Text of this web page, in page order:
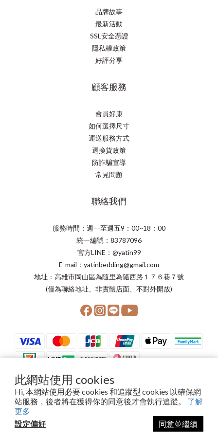
此網站使用 cookies
Hi, 本網站使用必要 cookies 和追蹤型 cookies 以確保網
站服務，後者將在獲得你的同意後才會執行追蹤。 了解
更多
設定偏好
同意並繼續
品牌故事
最新活動
SSL安全憑證
隱私權政策
好評分享
顧客服務
會員好康
如何選擇尺寸
運送服務方式
退換貨政策
防詐騙宣導
常見問題
聯絡我們
服務時間：週一至週五9：00~18：00
統一編號：83787096
官方LINE：@yatin99
E-mail：yatinbedding@gmail.com
地址：高雄市岡山區為隨里為隨西路１７６巷７號
(僅為聯絡地址、非實體店面、不對外開放)
Copyright©2024 晨星寢具有限公司